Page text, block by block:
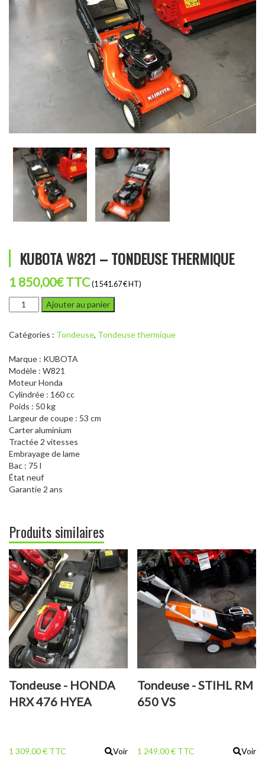
KUBOTA W821 – TONDEUSE THERMIQUE
1 850,00€TTC (1 541.67 € HT)
quantité
de
W821
TONDEUSE
THERMIQUE
Ajouter au panier
Catégories : Tondeuse, Tondeuse thermique
Marque : KUBOTA
Modèle : W821
MoteurHonda
Cylindrée : 160 cc
Poids : 50 kg
Largeur de coupe : 53 cm
Carter aluminium
Tractée 2 vitesses
Embrayage de lame
Bac : 75 l
État neuf
Garantie 2 ans
Produits similaires
Tondeuse - HONDA
HRX 476 HYEA
1 309.00 € TTC Voir
Tondeuse - STIHL RM
650 VS
1 249.00 € TTC Voir